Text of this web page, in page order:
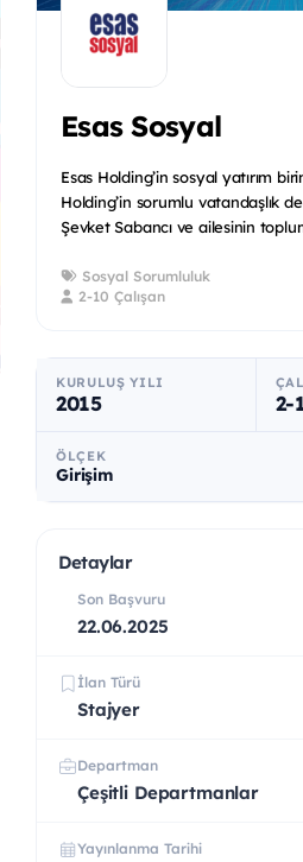
Esas Sosyal
Esas Holding’in sosyal yatırım
Holding’in sorumlu vatandaşlık
Şevket Sabancı ve ailesinin
Sosyal Sorumluluk
2-10 Çalışan
KURULUŞ YILI
2015 2-
ÖLÇEK
Girişim
Detaylar
Son Başvuru
22.06.2025
İlan Türü
Stajyer
Departman
Çeşitli Departmanlar
Yayınlanma Tarihi